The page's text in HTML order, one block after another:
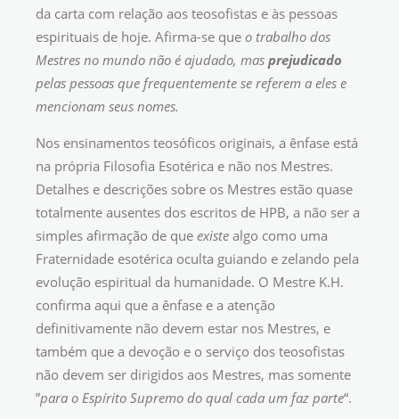
da carta com relação aos teosofistas e às pessoas
espirituais de hoje. Afirma-se que o trabalho dos
Mestres no mundo não é ajudado, mas prejudicado
pelas pessoas que frequentemente se referem a eles e
mencionam seus nomes.
Nos ensinamentos teosóficos originais, a ênfase está
na própria Filosofia Esotérica e não nos Mestres.
Detalhes e descrições sobre os Mestres estão quase
totalmente ausentes dos escritos de HPB, a não ser a
simples afirmação de que existe algo como uma
Fraternidade esotérica oculta guiando e zelando pela
evolução espiritual da humanidade. O Mestre K.H.
confirma aqui que a ênfase e a atenção
definitivamente não devem estar nos Mestres, e
também que a devoção e o serviço dos teosofistas
não devem ser dirigidos aos Mestres, mas somente
”para o Espírito Supremo do qual cada um faz parte“.